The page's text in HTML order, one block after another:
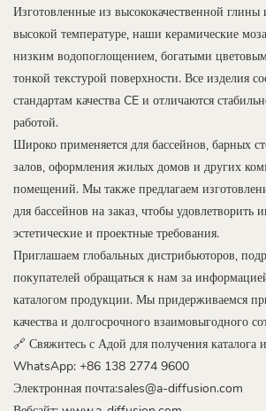
Изготовленные из высококачественной
высокой температуре, наши керамические
низким водопоглощением, богатыми
тонкой текстурой поверхности. Все изделия
стандартам качества CE и отличаются
работой.
Широко применяется для бассейнов, барных
залов, оформления жилых домов и других
помещений. Мы также предлагаем
для бассейнов на заказ, чтобы удовлетворить
эстетические и проектные требования.
Приглашаем глобальных дистрибьюторов,
покупателей обращаться к нам за
каталогом продукции. Мы придерживаемся
качества и долгосрочного взаимовыгодного
🔗 Свяжитесь с Адой для получения каталога
WhatsApp: +86 138 2774 9600
Электронная почта:sales@a-diffusion.com